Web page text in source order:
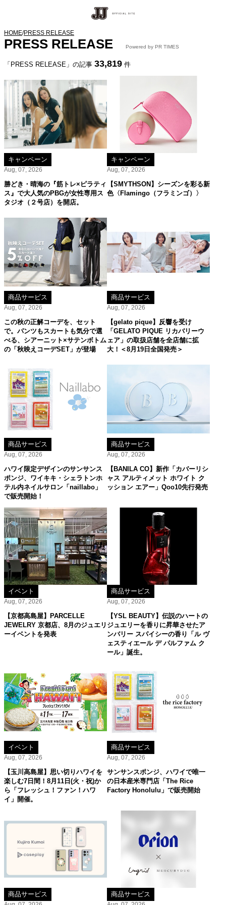
HOME/PRESS RELEASE
PRESS RELEASE Powered by PR TIMES
「PRESS RELEASE」の記事 33,819 件
キャンペーン
Aug, 07, 2026
勝どき・晴海の『筋トレ×ピラティ
ス』で大人気のPBGが女性専用ス
タジオ（２号店）を開店。
キャンペーン
Aug, 07, 2026
【SMYTHSON】シーズンを彩る新
色〈Flamingo（フラミンゴ）〉
商品サービス
Aug, 07, 2026
この秋の正解コーデを、セット
で。パンツもスカートも気分で選
べる、シアーニット×サテンボトム
の「秋映えコーデSET」が登場
商品サービス
Aug, 07, 2026
【gelato pique】反響を受け
「GELATO PIQUE リカバリーウ
ェア」の取扱店舗を全店舗に拡
大！＜8月19日全国発売＞
商品サービス
Aug, 07, 2026
ハワイ限定デザインのサンサンス
ポンジ、ワイキキ・シェラトンホ
テル内ネイルサロン「naillabo」
で販売開始！
商品サービス
Aug, 07, 2026
【BANILA CO】新作「カバーリシ
ャス アルティメット ホワイト ク
ッション エアー」Qoo10先行発売
イベント
Aug, 07, 2026
【京都高島屋】PARCELLE
JEWELRY 京都店、8月のジュエリ
ーイベントを発表
商品サービス
Aug, 07, 2026
【YSL BEAUTY】伝説のハートの
ジュエリーを香りに昇華させたア
ンバリー スパイシーの香り「ル ヴ
ェスティエール デ パルファム ク
ール」誕生。
イベント
Aug, 07, 2026
【玉川高島屋】思い切りハワイを
楽しむ7日間！8月11日(火・祝)か
ら「フレッシュ！ファン！ハワ
イ」開催。
商品サービス
Aug, 07, 2026
サンサンスポンジ、ハワイで唯一
の日本産米専門店「The Rice
Factory Honolulu」で販売開始
商品サービス 商品サービス